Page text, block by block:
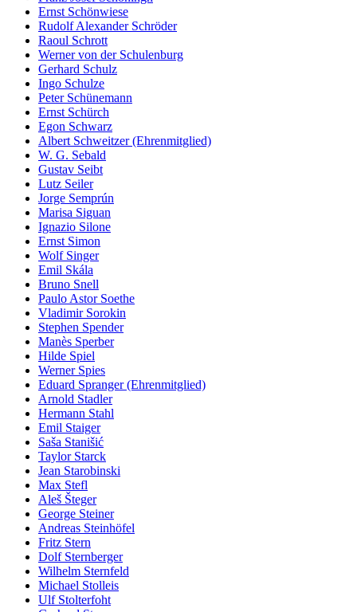
Ernst Schönwiese
Rudolf Alexander Schröder
Raoul Schrott
Werner von der Schulenburg
Gerhard Schulz
Ingo Schulze
Peter Schünemann
Ernst Schürch
Egon Schwarz
Albert Schweitzer (Ehrenmitglied)
W. G. Sebald
Gustav Seibt
Lutz Seiler
Jorge Semprún
Marisa Siguan
Ignazio Silone
Ernst Simon
Wolf Singer
Emil Skála
Bruno Snell
Paulo Astor Soethe
Vladimir Sorokin
Stephen Spender
Manès Sperber
Hilde Spiel
Werner Spies
Eduard Spranger (Ehrenmitglied)
Arnold Stadler
Hermann Stahl
Emil Staiger
Saša Stanišić
Taylor Starck
Jean Starobinski
Max Stefl
Aleš Šteger
George Steiner
Andreas Steinhöfel
Fritz Stern
Dolf Sternberger
Wilhelm Sternfeld
Michael Stolleis
Ulf Stolterfoht